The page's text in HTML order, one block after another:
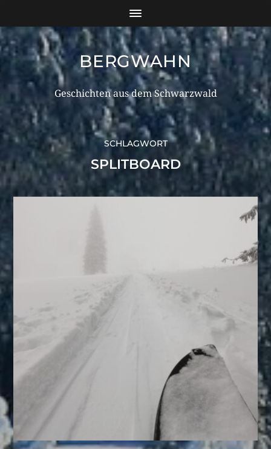
BERGWAHN
Geschichten aus dem Schwarzwald
SCHLAGWORT
SPLITBOARD